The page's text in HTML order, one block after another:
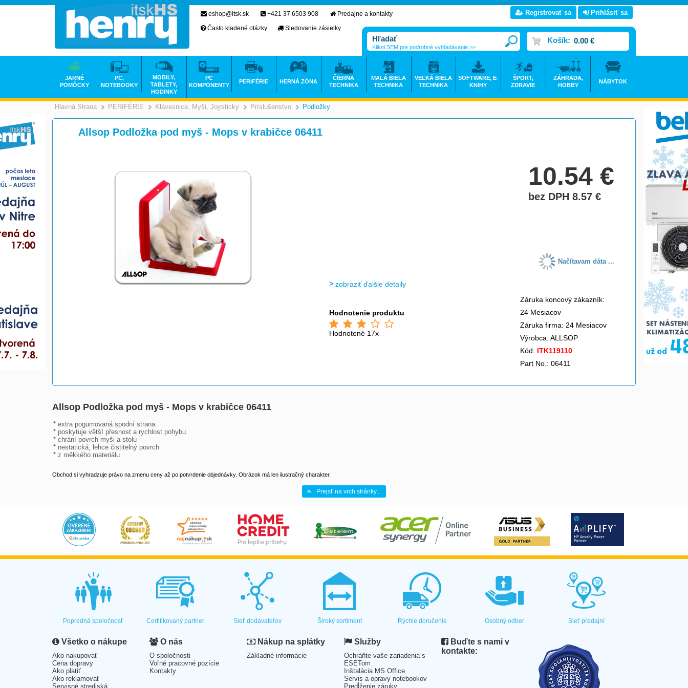
Hlavná Strana >
PERIFÉRIE >
Klávesnice, Myši, Joysticky >
Príslušenstvo >
Podložky
Allsop Podložka pod myš - Mops v krabičce 06411
10.54€
bez DPH 8.57€
Načítavam dáta ...
zobraziť ďalšie detaily
Hodnotenie produktu
Hodnotené 17x
Záruka koncový zákazník:
24 Mesiacov
Záruka firma: 24 Mesiacov
Výrobca: ALLSOP
Kód: ITK119110
Part No.: 06411
Allsop Podložka pod myš - Mops v krabičce 06411
* extra pogumovaná spodní strana
* poskytuje větší přesnost a rychlost pohybu
* chrání povrch myši a stolu
* nestatická, lehce čistitelný povrch
* z měkkého materiálu
Obchod si vyhradzuje právo na zmenu ceny až po potvrdenie objednávky. Obrázok má len ilustračný charakter.
Prejsť na vrch stránky...
eshop@itsk.sk +421 37 6503 908
Predajne a kontakty
Často kladené otázky
Sledovanie zásielky
Registrovať sa Prihlásiť sa
Košík: 0.00 €
Klikni SEM pre podrobné vyhľadávanie >>
JARNÉ
POMÔCKY
PC,
NOTEBOOKY
MOBILY,
TABLETY,
HODINKY
PC
KOMPONENTY
PERIFÉRIE HERNÁ ZÓNA
ČIERNA
TECHNIKA
MALÁ BIELA
TECHNIKA
VEĽKÁ BIELA
TECHNIKA
SOFTWARE, E-
KNIHY
ŠPORT,
ZDRAVIE
ZÁHRADA,
HOBBY
NÁBYTOK
Popredná spoločnosť Certifikovaný partner Sieť dodávateľov Široký sortiment Rýchle doručenie Osobný odber Sieť predajní
Všetko o nákupe
Ako nakupovať
Cena dopravy
Ako platiť
Ako reklamovať
Servisné strediská
O nás
O spoločnosti
Voľné pracovné pozície
Kontakty
Nákup na splátky
Základné informácie
Služby
Ochráňte vaše zariadenia s
ESETom
Inštalácia MS Office
Servis a opravy notebookov
Predĺženie záruky
Buďte s nami v
kontakte: